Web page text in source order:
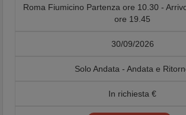
Roma Fiumicino Partenza ore 10.30 -
ore 19.45
30/09/2026
Solo Andata - Andata e
In richiesta €